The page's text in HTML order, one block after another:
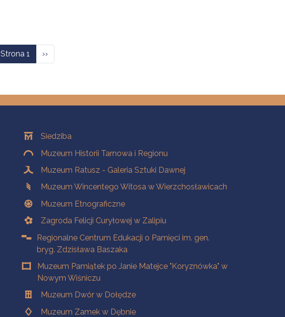
Strona 1 Następna strona
››
OddziałySiedziba
Muzeum Historii Tarnowa i Regionu
Muzeum Ratusz - Galeria Sztuki Dawnej
Muzeum Wincentego Witosa w Wierzchosławicach
Muzeum Etnograficzne
Zagroda Felicji Curyłowej w Zalipiu
Regionalne Centrum Edukacji o Pamięci im. gen.
bryg. Zdzisława Baszaka
Muzeum Pamiątek po Janie Matejce "Koryznówka" w
Nowym Wiśniczu
Muzeum Dwór w Dołędze
Muzeum Zamek w Dębnie